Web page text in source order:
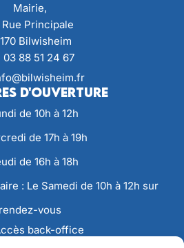
Mairie,
Rue Principale
Bilwisheim
03 88 51 24 67
d'ouverture
de 10h à 12h
de 17h à 19h
de 16h à 18h
: Le Samedi de 10h à 12h sur
rendez-vous
back-office